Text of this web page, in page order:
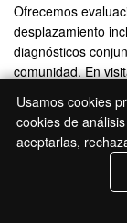
Ofrecemos
desplazamiento
diagnósticos
comunidad. En
haya sorpresas.
Usamos cookies
cookies de
aceptarlas,